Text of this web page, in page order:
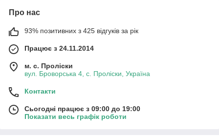
Про нас
93% позитивних з 425 відгуків за рік
Працює з 24.11.2014
м. с. Проліски
вул. Броворська 4, с. Проліски, Україна
Контакти
Сьогодні працює з 09:00 до 19:00
Показати весь графік роботи